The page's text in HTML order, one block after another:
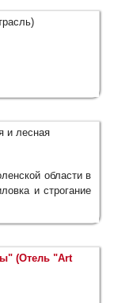
и лесная
области в
и строгание
(Отель "Art